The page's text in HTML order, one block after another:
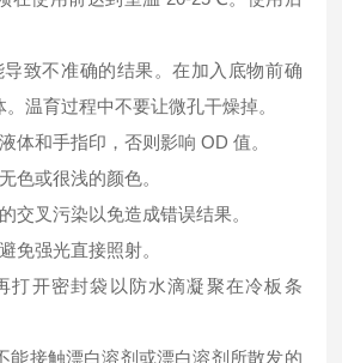
致不准确的结果。在加入底物前确
温育过程中不要让微孔干燥掉。
体和手指印，否则影响 OD 值。
色或很浅的颜色。
交叉污染以免造成错误结果。
免强光直接照射。
打开密封袋以防水滴凝聚在冷板条
能接触漂白溶剂或漂白溶剂所散发的